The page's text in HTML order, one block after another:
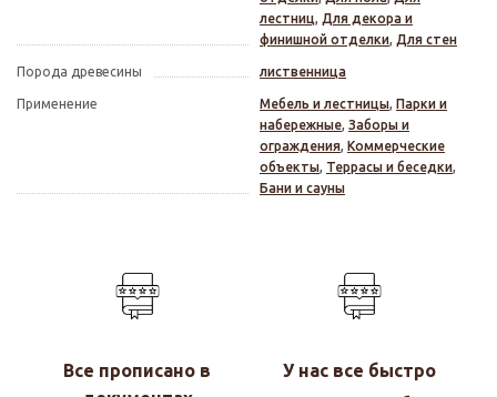
лестниц, Для декора и
финишной отделки, Для стен
Порода древесины лиственница
Применение Мебель и лестницы, Парки и
набережные, Заборы и
ограждения, Коммерческие
объекты, Террасы и беседки,
Бани и сауны
Все прописано в
У нас все быстро